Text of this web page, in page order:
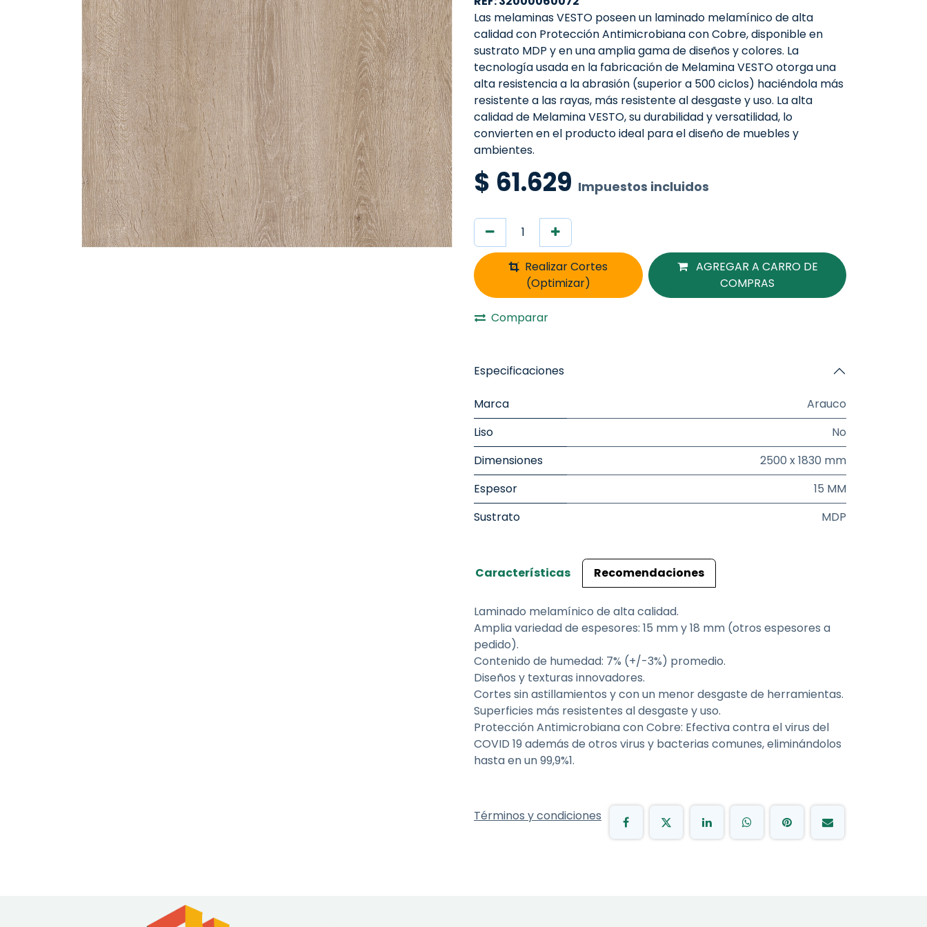
Las melaminas VESTO poseen un laminado melamínico de alta
calidad con Protección Antimicrobiana con Cobre, disponible en
sustrato MDP y en una amplia gama de diseños y colores. La
tecnología usada en la fabricación de Melamina VESTO otorga una
alta resistencia a la abrasión (superior a 500 ciclos) haciéndola más
resistente a las rayas, más resistente al desgaste y uso. La alta
calidad de Melamina VESTO, su durabilidad y versatilidad, lo
convierten en el producto ideal para el diseño de muebles y
ambientes.
$ 61.629 Impuestos incluidos
Realizar Cortes
(Optimizar)
AGREGAR A CARRO DE
COMPRAS
Comparar
Especificaciones
Marca
Arauco
Liso
No
Dimensiones
2500 x 1830 mm
Espesor
15 MM
Sustrato
MDP
Características Recomendaciones
Laminado melamínico de alta calidad.
Amplia variedad de espesores: 15 mm y 18 mm (otros espesores a
pedido).
Contenido de humedad: 7% (+/-3%) promedio.
Diseños y texturas innovadores.
Cortes sin astillamientos y con un menor desgaste de herramientas.
Superficies más resistentes al desgaste y uso.
Protección Antimicrobiana con Cobre: Efectiva contra el virus del
COVID 19 además de otros virus y bacterias comunes, eliminándolos
hasta en un 99,9%1.
Términos y condiciones